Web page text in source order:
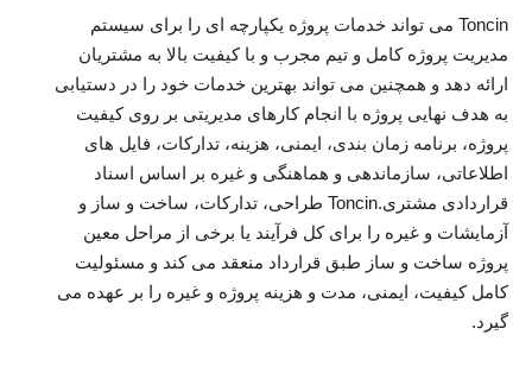
Toncin می تواند خدمات پروژه یکپارچه ای را برای سیستم
مدیریت پروژه کامل و تیم مجرب و با کیفیت بالا به مشتریان
ارائه دهد و همچنین می تواند بهترین خدمات خود را در دستیابی
به هدف نهایی پروژه با انجام کارهای مدیریتی بر روی کیفیت
پروژه، برنامه زمان بندی، ایمنی، هزینه، تدارکات، فایل های
اطلاعاتی، سازماندهی و هماهنگی و غیره بر اساس اسناد
قراردادی مشتری.Toncin طراحی، تدارکات، ساخت و ساز و
آزمایشات و غیره را برای کل فرآیند یا برخی از مراحل معین
پروژه ساخت و ساز طبق قرارداد منعقد می کند و مسئولیت
کامل کیفیت، ایمنی، مدت و هزینه پروژه و غیره را بر عهده می
گیرد.